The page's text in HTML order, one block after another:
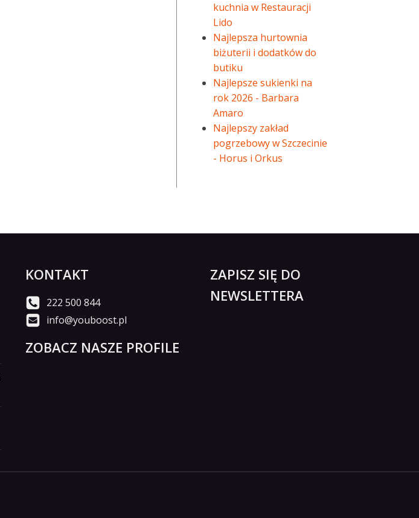
kuchnia w Restauracji
Lido
Najlepsza hurtownia
biżuterii i dodatków do
butiku
Najlepsze sukienki na
rok 2026 - Barbara
Amaro
Najlepszy zakład
pogrzebowy w Szczecinie
- Horus i Orkus
KONTAKT
222 500 844
info@youboost.pl
ZOBACZ NASZE PROFILE
ZAPISZ SIĘ DO
NEWSLETTERA